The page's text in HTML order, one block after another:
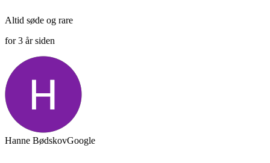
Altid søde og rare
for 3 år siden
Hanne BødskovGoogle